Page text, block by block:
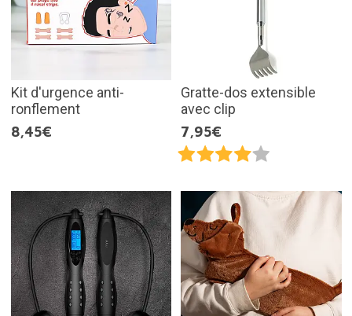
Kit d'urgence anti-
ronflement
8,45€
Gratte-dos extensible
avec clip
7,95€